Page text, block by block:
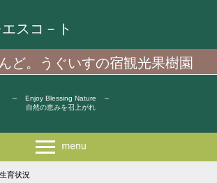
ど。うぐいすの宿観光果樹園
スコ－ト
～ Enjoy Blessing Nature ～
自然の恵みを召上がれ
育状況